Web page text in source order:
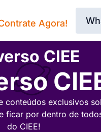
Agora!
CIEE
conteúdos exclusivos
ficar por dentro de
do CIEE!